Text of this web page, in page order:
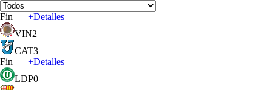
Fin +Detalles
VIN2
CAT3
Fin
+Detalles
LDP0